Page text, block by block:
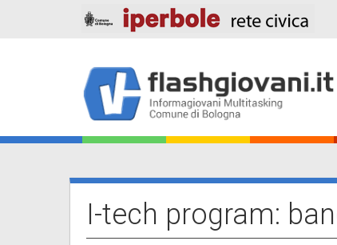
Main
navigation
I-tech program: